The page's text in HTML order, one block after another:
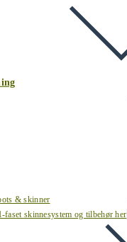
& skinner
faset skinnesystem og tilbehør her